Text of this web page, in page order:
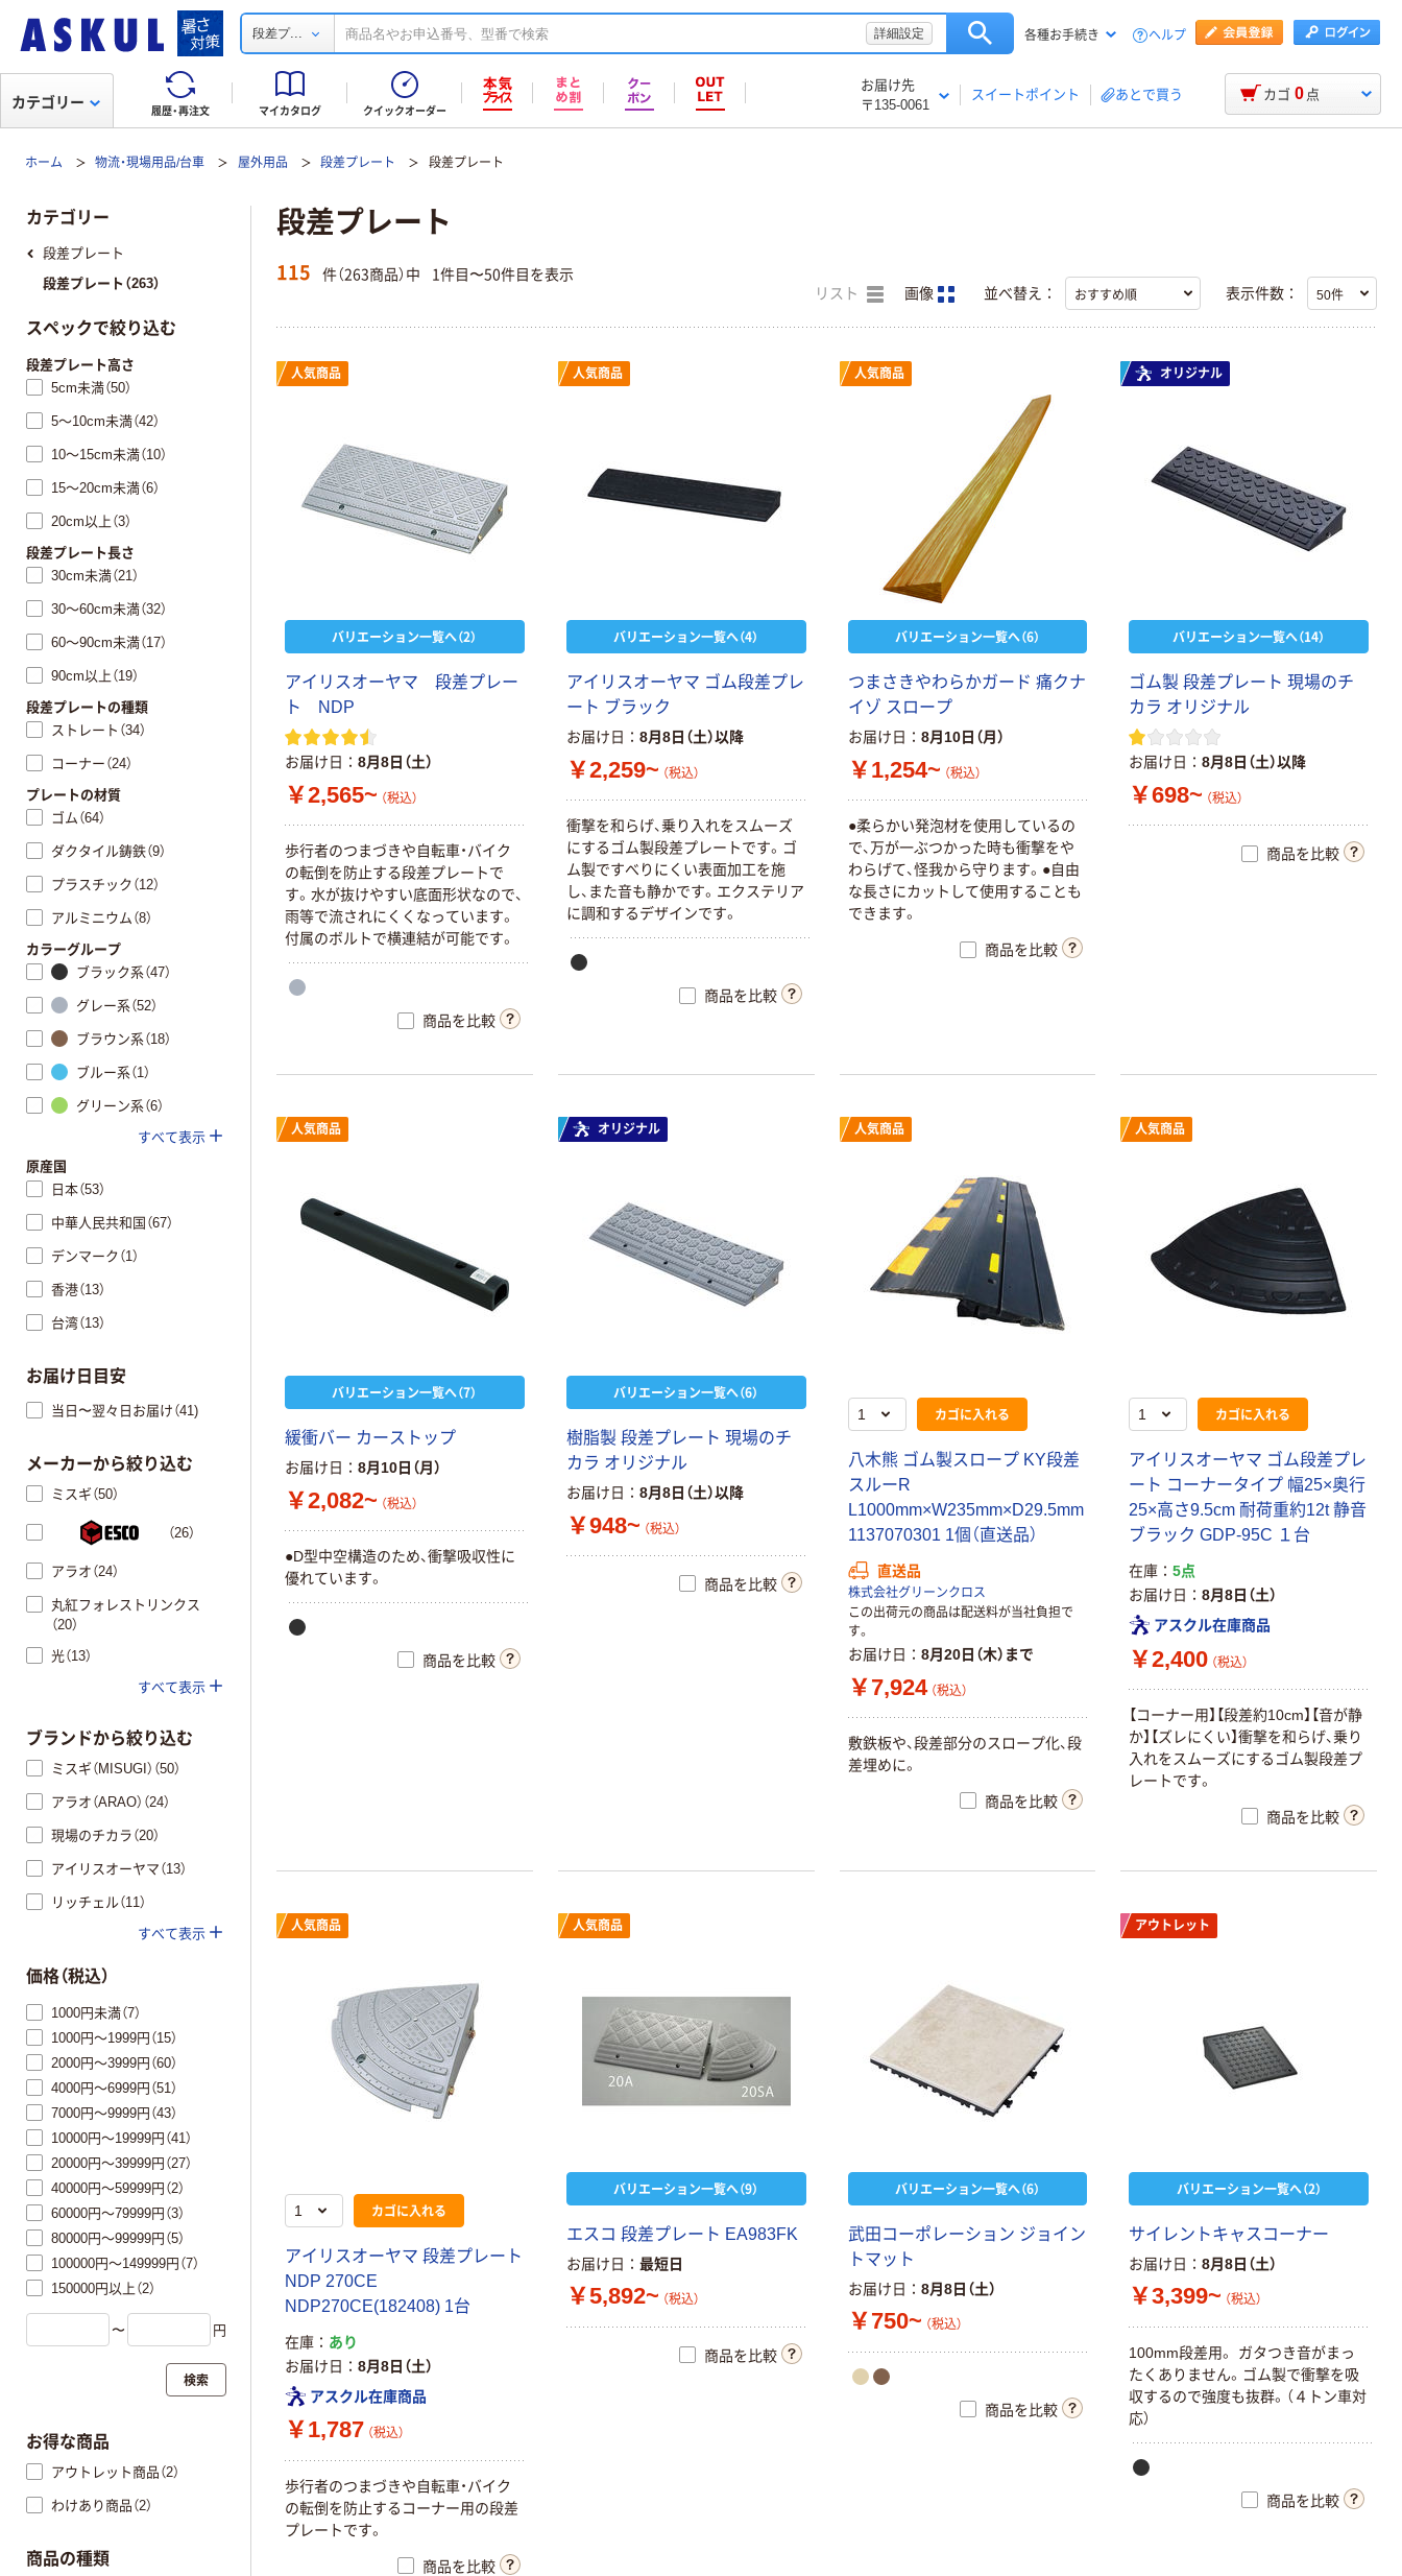
段差プ... 詳細設定 各種お手続き ヘルプ
履歴・再注文 マイカタログ クイックオーダー
お届け先
〒135-0061
スイートポイント あとで買う
カテゴリー カゴ 0 点
ホーム 物流・現場用品/台車 屋外用品 段差プレート 段差プレート
段差プレート
115 件（263商品）中 1件目〜50件目を表示
リスト 画像 並べ替え： 表示件数：
人気商品
バリエーション一覧へ（2）
アイリスオーヤマ 段差プレー
ト NDP
お届け日 8月8日（土）
￥2,565~ （税込）
歩行者のつまづきや自転車・バイク
の転倒を防止する段差プレートで
す。水が抜けやすい底面形状なので、
雨等で流されにくくなっています。
付属のボルトで横連結が可能です。
商品を比較
人気商品
バリエーション一覧へ（4）
アイリスオーヤマ ゴム段差プレ
ート ブラック
お届け日 8月8日（土）以降
￥2,259~ （税込）
衝撃を和らげ、乗り入れをスムーズ
にするゴム製段差プレートです。ゴ
ム製ですべりにくい表面加工を施
し、また音も静かです。エクステリア
に調和するデザインです。
商品を比較
人気商品
バリエーション一覧へ（6）
つまさきやわらかガード 痛クナ
イゾ スロープ
お届け日 8月10日（月）
￥1,254~ （税込）
●柔らかい発泡材を使用しているの
で、万が一ぶつかった時も衝撃をや
わらげて、怪我から守ります。●自由
な長さにカットして使用することも
できます。
商品を比較
オリジナル
バリエーション一覧へ（14）
ゴム製 段差プレート 現場のチ
カラ オリジナル
お届け日 8月8日（土）以降
￥698~ （税込）
商品を比較
人気商品
バリエーション一覧へ（7）
緩衝バー カーストップ
お届け日 8月10日（月）
￥2,082~ （税込）
●D型中空構造のため、衝撃吸収性に
優れています。
商品を比較
オリジナル
バリエーション一覧へ（6）
樹脂製 段差プレート 現場のチ
カラ オリジナル
お届け日 8月8日（土）以降
￥948~ （税込）
商品を比較
人気商品
カゴに入れる
八木熊 ゴム製スロープ KY段差
スルーR
L1000mm×W235mm×D29.5mm
1137070301 1個（直送品）
直送品
株式会社グリーンクロス
この出荷元の商品は配送料が当社負担で
す。
お届け日 8月20日（木）まで
￥7,924 （税込）
敷鉄板や、段差部分のスロープ化、段
差埋めに。
商品を比較
人気商品
カゴに入れる
アイリスオーヤマ ゴム段差プレ
ート コーナータイプ 幅25×奥行
25×高さ9.5cm 耐荷重約12t 静音
ブラック GDP-95C １台
在庫
5点
お届け日
8月8日（土）
アスクル在庫商品
￥2,400 （税込）
【コーナー用】【段差約10cm】【音が静
か】【ズレにくい】衝撃を和らげ、乗り
入れをスムーズにするゴム製段差プ
レートです。
商品を比較
人気商品
カゴに入れる
アイリスオーヤマ 段差プレート
NDP 270CE
NDP270CE(182408) 1台
在庫
あり
お届け日
8月8日（土）
アスクル在庫商品
￥1,787 （税込）
歩行者のつまづきや自転車・バイク
の転倒を防止するコーナー用の段差
プレートです。
商品を比較
人気商品
バリエーション一覧へ（9）
エスコ 段差プレート EA983FK
お届け日 最短日
￥5,892~ （税込）
商品を比較
バリエーション一覧へ（6）
武田コーポレーション ジョイン
トマット
お届け日 8月8日（土）
￥750~ （税込）
商品を比較
アウトレット
バリエーション一覧へ（2）
サイレントキャスコーナー
お届け日 8月8日（土）
￥3,399~ （税込）
100mm段差用。 ガタつき音がまっ
たくありません。ゴム製で衝撃を吸
収するので強度も抜群。（４トン車対
応）
商品を比較
カテゴリー
段差プレート
段差プレート（263）
スペックで絞り込む
段差プレート高さ
5cm未満（50）
5～10cm未満（42）
10～15cm未満（10）
15～20cm未満（6）
20cm以上（3）
段差プレート長さ
30cm未満（21）
30～60cm未満（32）
60～90cm未満（17）
90cm以上（19）
段差プレートの種類
ストレート（34）
コーナー（24）
プレートの材質
ゴム（64）
ダクタイル鋳鉄（9）
プラスチック（12）
アルミニウム（8）
カラーグループ
ブラック系（47）
グレー系（52）
ブラウン系（18）
ブルー系（1）
グリーン系（6）
すべて表示
原産国
日本（53）
中華人民共和国（67）
デンマーク（1）
香港（13）
台湾（13）
お届け日目安
当日〜翌々日お届け（41)
メーカーから絞り込む
ミスギ（50）
（26）
アラオ（24）
丸紅フォレストリンクス
（20）
光（13）
すべて表示
ブランドから絞り込む
ミスギ（MISUGI）（50）
アラオ（ARAO）（24）
現場のチカラ（20）
アイリスオーヤマ（13）
リッチェル（11）
すべて表示
価格（税込）
1000円未満（7）
1000円～1999円（15）
2000円～3999円（60）
4000円～6999円（51）
7000円～9999円（43）
10000円～19999円（41）
20000円～39999円（27）
40000円～59999円（2）
60000円～79999円（3）
80000円～99999円（5）
100000円～149999円（7）
150000円以上（2）
〜 円
検索
お得な商品
アウトレット商品（2）
わけあり商品（2）
商品の種類